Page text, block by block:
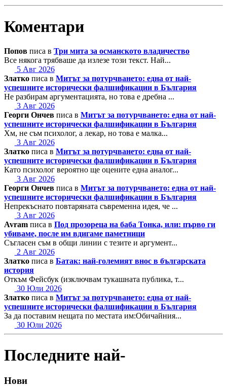
Коментари
Попов писа в Три мита за османското владичество
Все някога трябваше да излезе този текст. Най...
5 Авг 2026
Златко писа в Митът за потурчването: една от най-
успешните исторически фалшификации в България
Не разбирам аргументацията, но това е дребна ...
3 Авг 2026
Георги Ончев писа в Митът за потурчването: една от най-
успешните исторически фалшификации в България
Хм, не съм психолог, а лекар, но това е малка...
3 Авг 2026
Златко писа в Митът за потурчването: една от най-
успешните исторически фалшификации в България
Като психолог вероятно ще оцените една аналог...
3 Авг 2026
Георги Ончев писа в Митът за потурчването: една от най-
успешните исторически фалшификации в България
Непрекъснато повтаряната съвременна идея, че ...
3 Авг 2026
Avram писа в Под прозореца на баба Тонка, или: първо ги
убиваме, после им вдигаме паметници
Съгласен съм в общи линии с тезите и аргумент...
2 Авг 2026
Златко писа в Батак: най-големият внос в българската
история
Откъм Фейсбук (изключвам тукашната публика, т...
30 Юли 2026
Златко писа в Митът за потурчването: една от най-
успешните исторически фалшификации в България
За да поставим нещата по местата им:Обичайния...
30 Юли 2026
Последните най-
Нови